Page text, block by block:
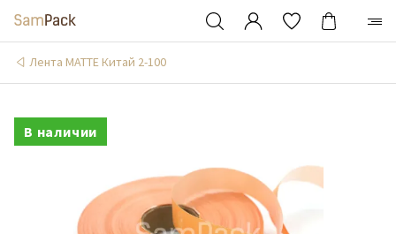
Лента MATTE Китай 2-100
В наличии